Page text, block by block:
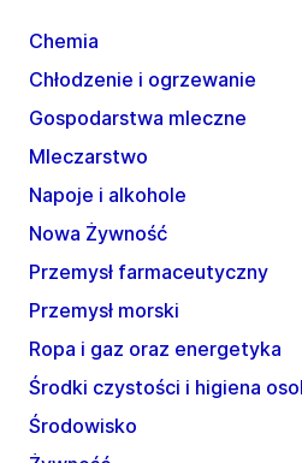
Chemia
Chłodzenie i ogrzewanie
Gospodarstwa mleczne
Mleczarstwo
Napoje i alkohole
Nowa Żywność
Przemysł farmaceutyczny
Przemysł morski
Ropa i gaz oraz energetyka
Środki czystości i higiena
Środowisko